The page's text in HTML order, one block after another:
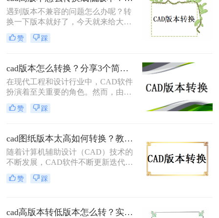
遇到版本不兼容的问题怎么办呢？转
换一下版本就好了，今天就来给大家
讲讲cad高版本怎么转换成低版本的事
项，工作中经常会遇到这样的问题，
最好的方法就是转换一下版本，那么
具体要怎么#other#呢？下面就一起来
了解一下吧。
赞 踩
cad版本怎么转换？分享3个简单方法，轻松无损转换！
在现代工程和设计行业中，CAD软件
扮演着至关重要的角色。然而，由于
不同的CAD软件使用不同的文件格
式，将文件从一个CAD版本转换到另
的是，我们有几种方法可以轻松地完
成这个转换过程，并确保文件在不同
的CAD软件中无缝地运行。那么CAD
版本怎么转换呢？在本文中，我们将
介绍三种最常用的CAD版本转换方
法，以帮助您更好地处理CAD文件。
赞 踩
cad图纸版本太高如何转换？教你三个小妙招轻松搞定！
随着计算机辅助设计（CAD）技术的
不断发展，CAD软件不断更新迭代，
每个新版本都带来了更强大的功能和
更高的工作效率。然而，这也导致了
件中打开或编辑时，就会遇到版本不
赞 踩
cad高版本转低版本怎么转？实用的版本转换方法来了！